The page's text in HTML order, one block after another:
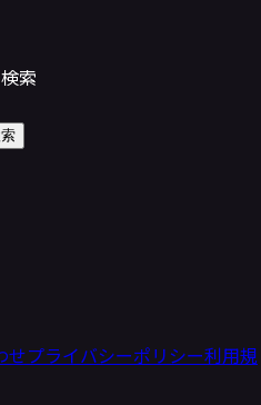
索
せプライバシーポリシー利用規